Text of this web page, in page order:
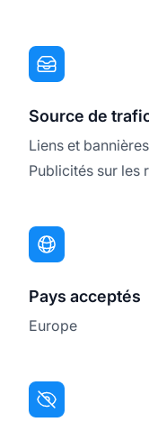
Source de
Liens et
Publicités sur les
Pays acceptés
Europe